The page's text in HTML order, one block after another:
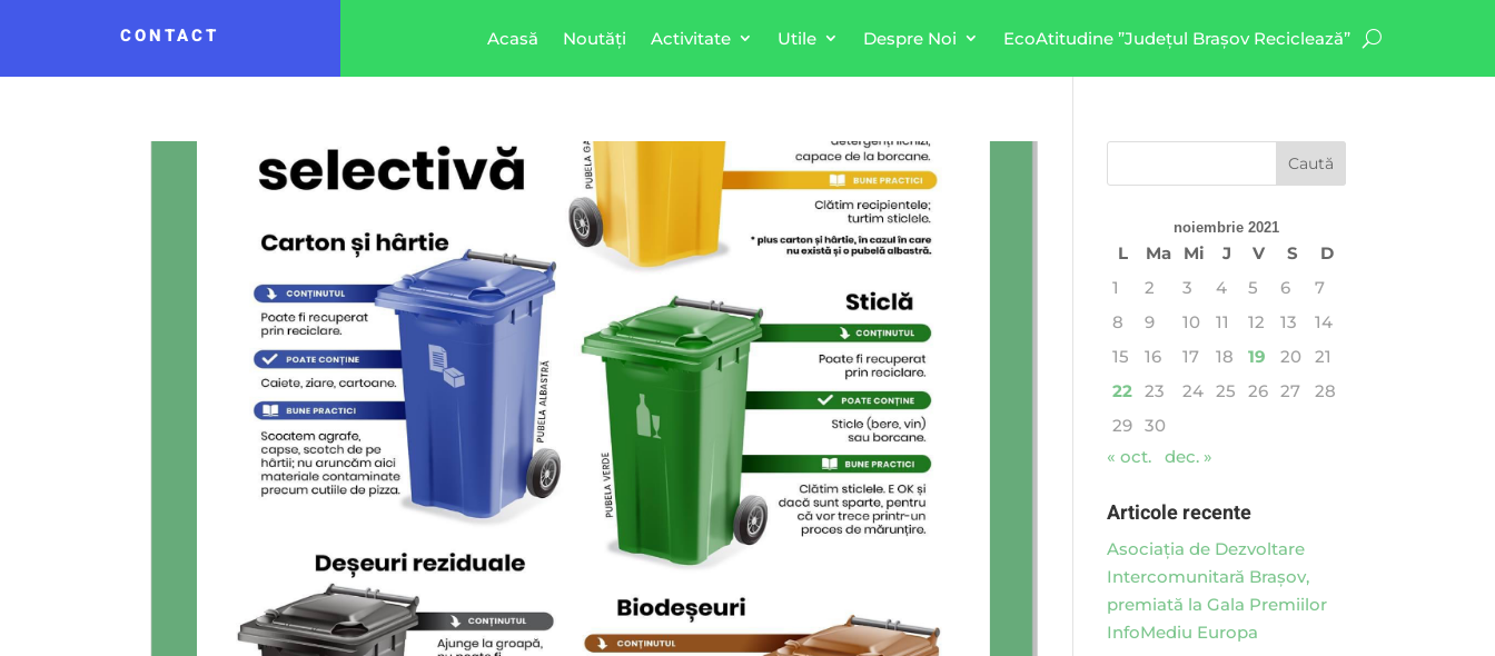
CONTACT Acasă Noutăți Activitate Utile Despre Noi EcoAtitudine ”Județul Brașov Reciclează”
noiembrie 2021
L Ma Mi J V S
D
1
2 3 4 5 6
7
8
9 10 11 12 13
14
15
16 17 18 19 20
21
22 23 24 25 26 27
28
29 30
« oct.
dec. »
Articole recente
Asociaţia de Dezvoltare
Intercomunitară Braşov,
premiată la Gala Premiilor
InfoMediu Europa